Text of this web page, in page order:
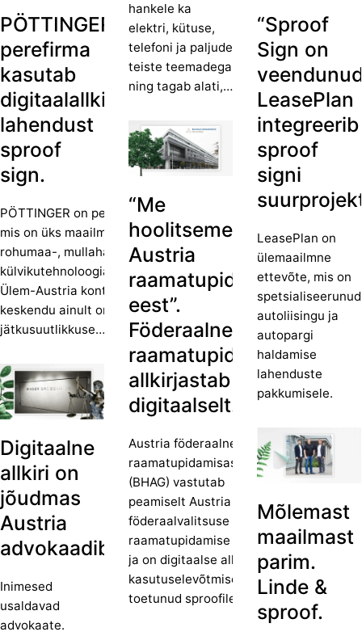
hankele ka
elektri, kütuse,
telefoni ja paljude
teiste teemadega
ning tagab alati,…
“Sproof
Sign on
LeasePlan
integreerib
sproof
signi
LeasePlan on
ülemaailmne
ettevõte, mis on
spetsialiseerunud
autoliisingu ja
autopargi
haldamise
lahenduste
pakkumisele.
PÖTTINGERI
perefirma
kasutab
digitaalallkirja
lahendust
sproof
sign.
PÖTTINGER on pereettevõte,
mis on üks maailma juhtivaid
rohumaa-, mullaharimis- ja
külvikutehnoloogiaspetsialiste.
Ülem-Austria kontsern ei
keskendu ainult oma toodete
jätkusuutlikkuse…
“Me
hoolitseme
Austria
raamatupidamise
eest”.
Föderaalne
raamatupidamisamet
allkirjastab
digitaalselt.
Austria föderaalne
raamatupidamisasutus
(BHAG) vastutab
peamiselt Austria
föderaalvalitsuse
raamatupidamise eest
ja on digitaalse allkirja
kasutuselevõtmisel
toetunud sproofile.
Digitaalne
allkiri on
jõudmas
Austria
advokaadibüroodesse.
Inimesed
usaldavad
advokaate.
Mõlemast
maailmast
parim.
Linde &
sproof.